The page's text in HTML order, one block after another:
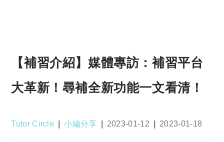
【補習介紹】媒體專訪：補習平台
大革新！尋補全新功能一文看清！
Post
Tutor Circle
Post
小編分享
Post
2023-01-12
Post
2023-01-18